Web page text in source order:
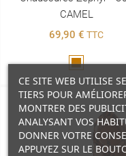
CAMEL
69,90 € TTC
Marron
CE SITE WEB UTILISE
TIERS POUR
MONTRER DES
ANALYSANT VOS
DONNER VOTRE
APPUYEZ SUR LE